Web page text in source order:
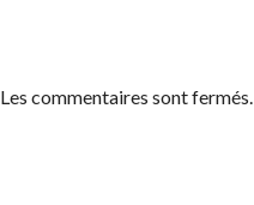
Les commentaires sont fermés.